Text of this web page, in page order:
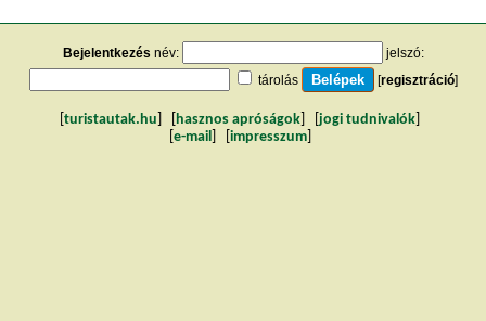
Bejelentkezés név:
jelszó:
tárolás
[regisztráció]
turistautak.hu hasznos apróságok jogi tudnivalók
e-mail impresszum]